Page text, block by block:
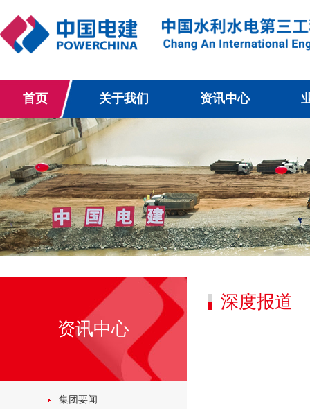
首页 关于我们 资讯中心
资讯中心
集团要闻
深度报道